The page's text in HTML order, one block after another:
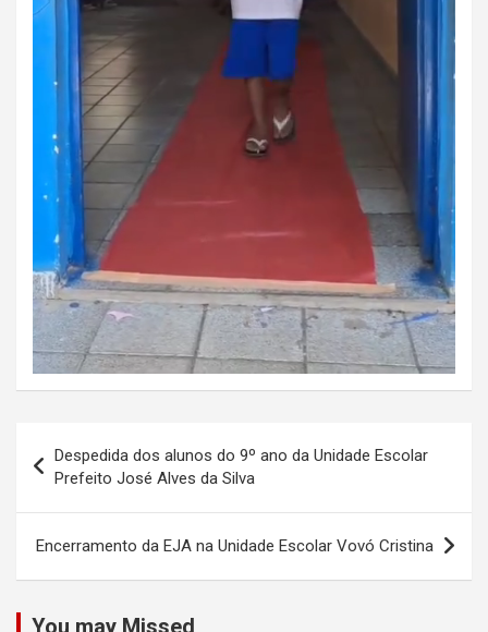
de
Post
Despedida dos alunos do 9º ano da Unidade Escolar
Prefeito José Alves da Silva
Encerramento da EJA na Unidade Escolar Vovó Cristina
You may Missed